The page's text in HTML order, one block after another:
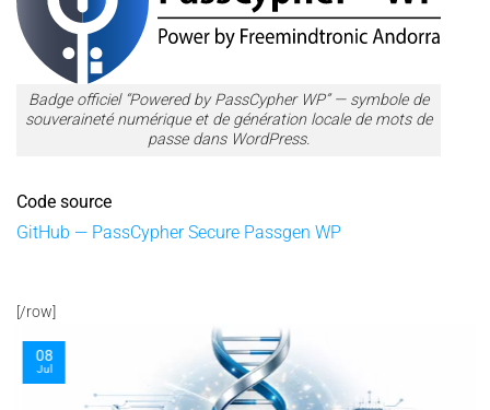
Badge officiel “Powered by PassCypher WP” — symbole de
souveraineté numérique et de génération locale de mots de
passe dans WordPress.
Code source
GitHub — PassCypher Secure Passgen WP
[/row]
08
Jul